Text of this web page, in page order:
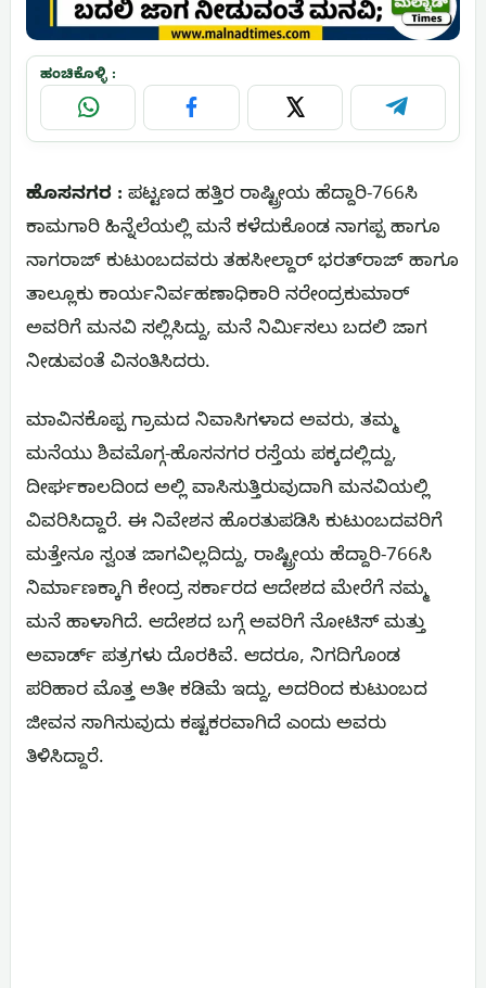
ಹಂಚಿಕೊಳ್ಳಿ :
WhatsApp Facebook X Telegram
ಹೊಸನಗರ : ಪಟ್ಟಣದ ಹತ್ತಿರ ರಾಷ್ಟ್ರೀಯ ಹೆದ್ದಾರಿ-766ಸಿ
ಕಾಮಗಾರಿ ಹಿನ್ನೆಲೆಯಲ್ಲಿ ಮನೆ ಕಳೆದುಕೊಂಡ ನಾಗಪ್ಪ ಹಾಗೂ
ನಾಗರಾಜ್ ಕುಟುಂಬದವರು ತಹಸೀಲ್ದಾರ್ ಭರತ್‌ರಾಜ್ ಹಾಗೂ
ತಾಲ್ಲೂಕು ಕಾರ್ಯನಿರ್ವಹಣಾಧಿಕಾರಿ ನರೇಂದ್ರಕುಮಾರ್
ಅವರಿಗೆ ಮನವಿ ಸಲ್ಲಿಸಿದ್ದು, ಮನೆ ನಿರ್ಮಿಸಲು ಬದಲಿ ಜಾಗ
ನೀಡುವಂತೆ ವಿನಂತಿಸಿದರು.
ಮಾವಿನಕೊಪ್ಪ ಗ್ರಾಮದ ನಿವಾಸಿಗಳಾದ ಅವರು, ತಮ್ಮ
ಮನೆಯು ಶಿವಮೊಗ್ಗ-ಹೊಸನಗರ ರಸ್ತೆಯ ಪಕ್ಕದಲ್ಲಿದ್ದು,
ದೀರ್ಘಕಾಲದಿಂದ ಅಲ್ಲಿ ವಾಸಿಸುತ್ತಿರುವುದಾಗಿ ಮನವಿಯಲ್ಲಿ
ವಿವರಿಸಿದ್ದಾರೆ. ಈ ನಿವೇಶನ ಹೊರತುಪಡಿಸಿ ಕುಟುಂಬದವರಿಗೆ
ಮತ್ತೇನೂ ಸ್ವಂತ ಜಾಗವಿಲ್ಲದಿದ್ದು, ರಾಷ್ಟ್ರೀಯ ಹೆದ್ದಾರಿ-766ಸಿ
ನಿರ್ಮಾಣಕ್ಕಾಗಿ ಕೇಂದ್ರ ಸರ್ಕಾರದ ಆದೇಶದ ಮೇರೆಗೆ ನಮ್ಮ
ಮನೆ ಹಾಳಾಗಿದೆ. ಆದೇಶದ ಬಗ್ಗೆ ಅವರಿಗೆ ನೋಟಿಸ್ ಮತ್ತು
ಅವಾರ್ಡ್ ಪತ್ರಗಳು ದೊರಕಿವೆ. ಆದರೂ, ನಿಗದಿಗೊಂಡ
ಪರಿಹಾರ ಮೊತ್ತ ಅತೀ ಕಡಿಮೆ ಇದ್ದು, ಅದರಿಂದ ಕುಟುಂಬದ
ಜೀವನ ಸಾಗಿಸುವುದು ಕಷ್ಟಕರವಾಗಿದೆ ಎಂದು ಅವರು
ತಿಳಿಸಿದ್ದಾರೆ.